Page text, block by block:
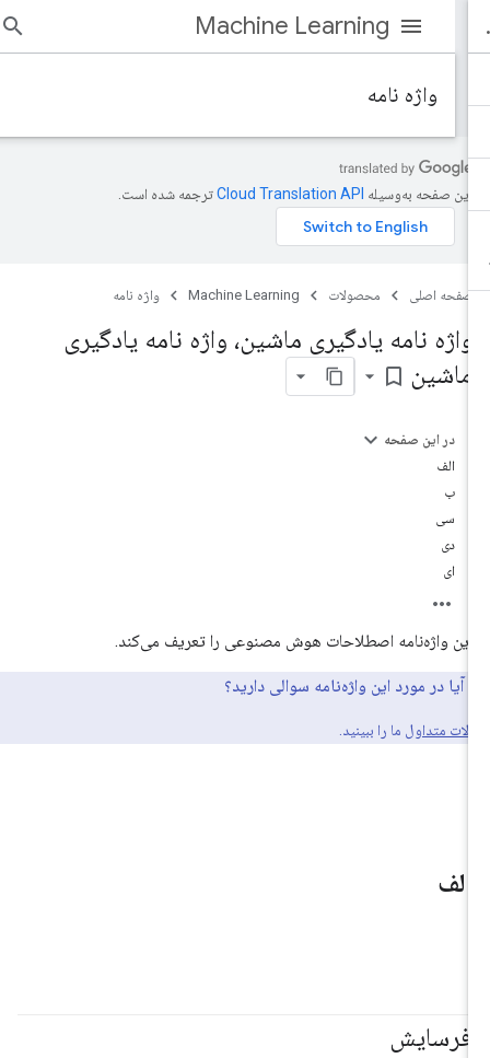
Machine Learning
واژه نامه
این صفحه به‌وسیله ترجمه شده است.
صفحه اصلی محصولات Machine Learning واژه نامه
واژه نامه یادگیری ماشین، واژه نامه یادگیری
ماشین bookmark_border
در این صفحه
الف
ب
سی
دی
ای
این واژه‌نامه اصطلاحات هوش مصنوعی را تعریف می‌کند.
آیا در مورد این واژه‌نامه سوالی دارید؟
سوالات متداول ما را ببینید.
الف
فرسایش